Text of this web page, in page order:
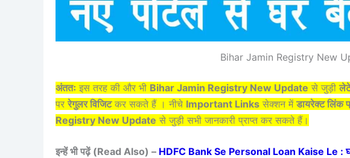
Bihar Jamin Registry New
अंततः इस तरह की और भी Bihar Jamin Registry New Update से जुड़ी
पर रेगुलर विजिटकर सकते हैं । नीचे Important Links सेक्शन में डायरेक्ट लिंक
Registry New Update से जुड़ी सभी जानकारी प्राप्त कर सकते हैं।
इन्हें भी पढ़ें (Read Also) – HDFC Bank Se Personal Loan Kaise Le :